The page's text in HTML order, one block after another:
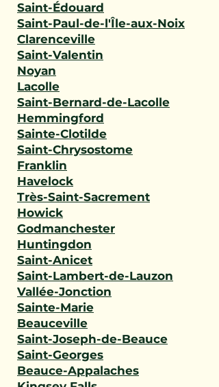
Saint-Édouard
Saint-Paul-de-l'Île-aux-Noix
Clarenceville
Saint-Valentin
Noyan
Lacolle
Saint-Bernard-de-Lacolle
Hemmingford
Sainte-Clotilde
Saint-Chrysostome
Franklin
Havelock
Très-Saint-Sacrement
Howick
Godmanchester
Huntingdon
Saint-Anicet
Saint-Lambert-de-Lauzon
Vallée-Jonction
Sainte-Marie
Beauceville
Saint-Joseph-de-Beauce
Saint-Georges
Beauce-Appalaches